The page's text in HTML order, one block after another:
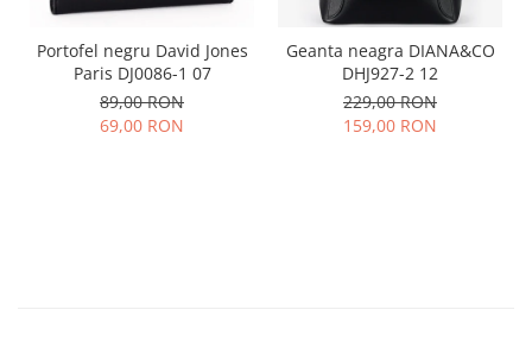
Portofel negru David Jones
Paris DJ0086-1 07
89,00 RON
69,00 RON
Geanta neagra DIANA&CO
DHJ927-2 12
229,00 RON
159,00 RON